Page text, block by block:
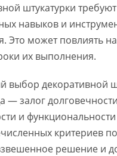
штукатурки требуют
навыков и
Это может повлиять
их выполнения.
выбор декоративной
— залог
и
критериев
решение и